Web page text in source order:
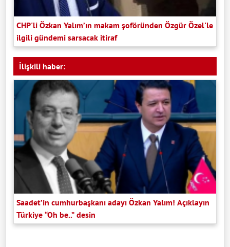
CHP'li Özkan Yalım’ın makam şoföründen Özgür Özel'le
ilgili gündemi sarsacak itiraf
İlişkili haber:
Saadet’in cumhurbaşkanı adayı Özkan Yalım! Açıklayın
Türkiye “Oh be..” desin